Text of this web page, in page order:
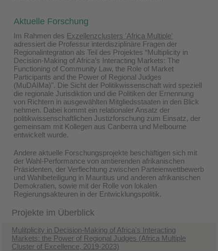
Aktuelle Forschung
Im Rahmen des Exzellenzclusters 'Africa Multiple'
adressiert die Professur interdisziplinäre Fragen der
Regionalintegration als Teil des Projektes “Multiplicity in
Decision-Making of Africa’s Interacting Markets: The
Functioning of Community Law, the Role of Market
Participants and the Power of Regional Judges
(MuDAIMa)". Die Sicht der Politikwissenschaft wird speziell
die regionale Jurisdiktion und die Politiken der Ernennung
von Richtern in ausgewählten Mitgliedsstaaten in den Blick
nehmen. Dabei kommt ein relationaler Ansatz der
politikwissenschaftlichen Justizforschung zum Einsatz, der
gemeinsam mit Kollegen aus Canberra und Melbourne
entwickelt wurde.
Andere aktuelle Forschungsprojekte beschäftigen sich mit
der Wahl-Performance von amtierenden afrikanischen
Präsidenten, der Verflechtung zwischen Parteienwettbewerb
und Wahlbeteiligung in Mauritius und anderen afrikanischen
Demokratien, sowie mit der Rolle von lokalen
Regierungsakteuren in der Entwicklungspolitik.
Projekte im Überblick
Mulitplicity in Decision-Making of Africa's Interacting
Markets: the Power of Regional Judges (Africa Multiple
Cluster of Excellence, 2019-2023)